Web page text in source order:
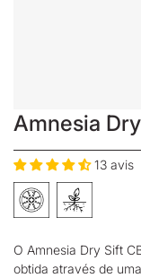
Amnesia
13 avis
O Amnesia Dry Sift
obtida através de